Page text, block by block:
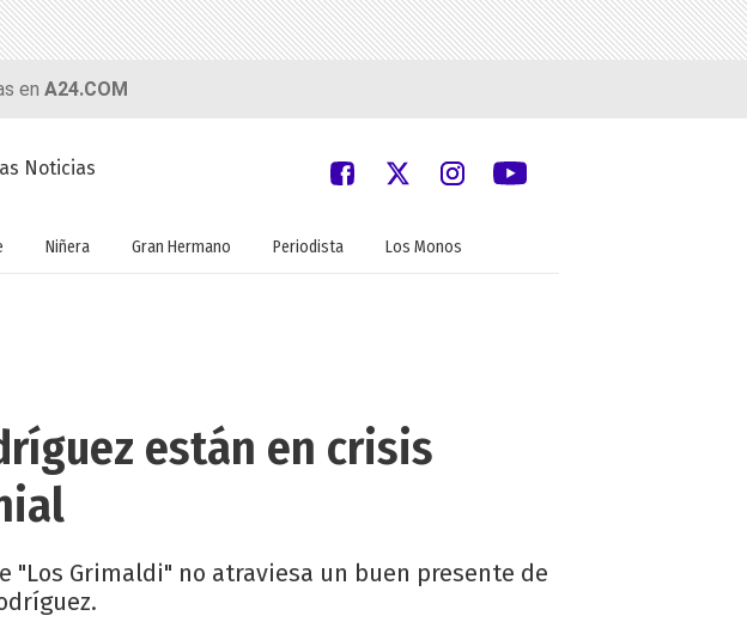
en A24.COM
Noticias
Niñera Gran Hermano Periodista Los Monos
están en crisis
Grimaldi" no atraviesa un buen presente de